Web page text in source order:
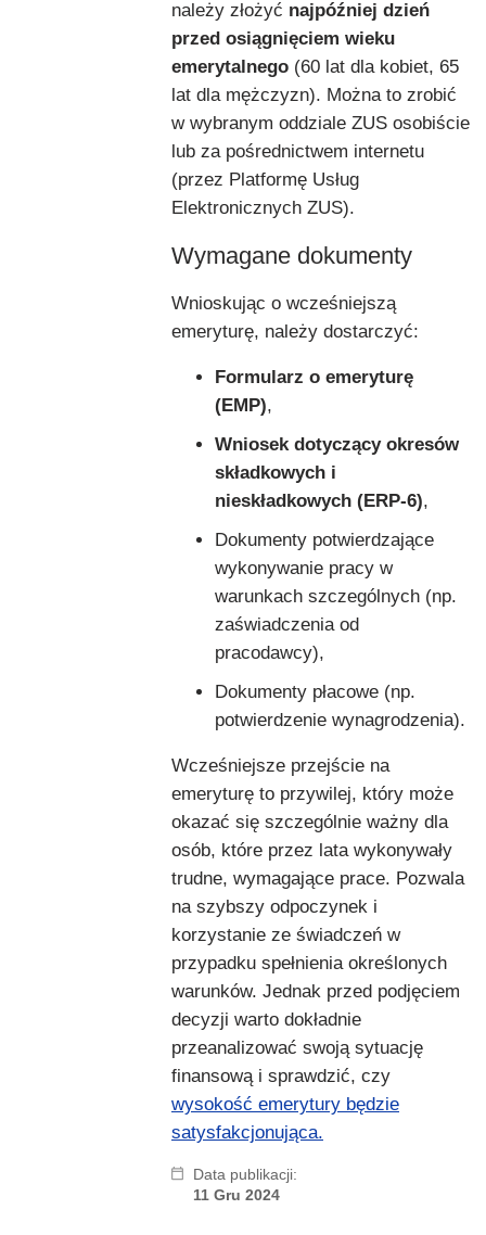
należy złożyć najpóźniej dzień
przed osiągnięciem wieku
emerytalnego (60 lat dla kobiet, 65
lat dla mężczyzn). Można to zrobić
w wybranym oddziale ZUS osobiście
lub za pośrednictwem internetu
(przez Platformę Usług
Elektronicznych ZUS).
Wymagane dokumenty
Wnioskując o wcześniejszą
emeryturę, należy dostarczyć:
Formularz o emeryturę
(EMP),
Wniosek dotyczący okresów
składkowych i
nieskładkowych (ERP-6),
Dokumenty potwierdzające
wykonywanie pracy w
warunkach szczególnych (np.
zaświadczenia od
pracodawcy),
Dokumenty płacowe (np.
potwierdzenie wynagrodzenia).
Wcześniejsze przejście na
emeryturę to przywilej, który może
okazać się szczególnie ważny dla
osób, które przez lata wykonywały
trudne, wymagające prace. Pozwala
na szybszy odpoczynek i
korzystanie ze świadczeń w
przypadku spełnienia określonych
warunków. Jednak przed podjęciem
decyzji warto dokładnie
przeanalizować swoją sytuację
finansową i sprawdzić, czy
wysokość emerytury będzie
satysfakcjonująca.
Data publikacji:
11 Gru 2024